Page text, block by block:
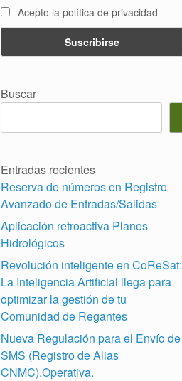
Acepto la política de privacidad
Buscar
Entradas recientes
Reserva de números en Registro
Avanzado de Entradas/Salidas
Aplicación retroactiva Planes
Hidrológicos
Revolución inteligente en CoReSat:
La Inteligencia Artificial llega para
optimizar la gestión de tu
Comunidad de Regantes
Nueva Regulación para el Envío de
SMS (Registro de Alias
CNMC).Operativa.